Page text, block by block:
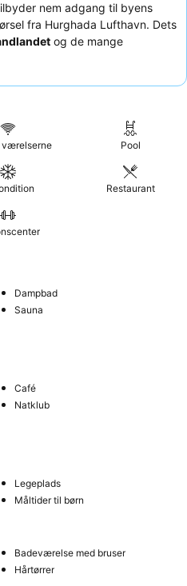
nem adgang til byens
fra Hurghada Lufthavn. Dets
og de mange
For et virkelig
at anmode om et værelse
rolig atmosfære.
værelserne Pool
Restaurant
Dampbad
Sauna
Café
Natklub
Legeplads
Måltider til børn
Badeværelse med bruser
Hårtørrer